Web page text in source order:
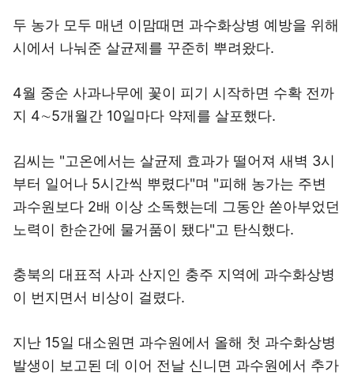
두 농가 모두 매년 이맘때면 과수화상병 예방을 위해
시에서 나눠준 살균제를 꾸준히 뿌려왔다.
4월 중순 사과나무에 꽃이 피기 시작하면 수확 전까
지 4∼5개월간 10일마다 약제를 살포했다.
김씨는 "고온에서는 살균제 효과가 떨어져 새벽 3시
부터 일어나 5시간씩 뿌렸다"며 "피해 농가는 주변
과수원보다 2배 이상 소독했는데 그동안 쏟아부었던
노력이 한순간에 물거품이 됐다"고 탄식했다.
충북의 대표적 사과 산지인 충주 지역에 과수화상병
이 번지면서 비상이 걸렸다.
지난 15일 대소원면 과수원에서 올해 첫 과수화상병
발생이 보고된 데 이어 전날 신니면 과수원에서 추가